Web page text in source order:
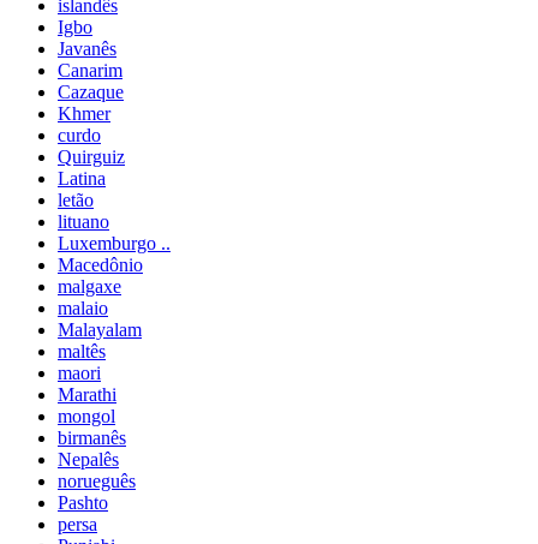
islandês
Igbo
Javanês
Canarim
Cazaque
Khmer
curdo
Quirguiz
Latina
letão
lituano
Luxemburgo ..
Macedônio
malgaxe
malaio
Malayalam
maltês
maori
Marathi
mongol
birmanês
Nepalês
norueguês
Pashto
persa